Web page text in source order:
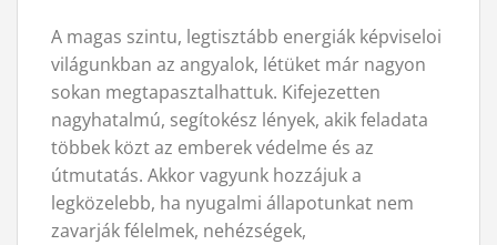
A magas szintu, legtisztább energiák képviseloi
világunkban az angyalok, létüket már nagyon
sokan megtapasztalhattuk. Kifejezetten
nagyhatalmú, segítokész lények, akik feladata
többek közt az emberek védelme és az
útmutatás. Akkor vagyunk hozzájuk a
legközelebb, ha nyugalmi állapotunkat nem
zavarják félelmek, nehézségek,